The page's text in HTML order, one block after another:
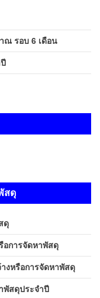
ณ รอบ 6 เดือน
สดุ
ดุ
อการจัดหาพัสดุ
งหรือการจัดหาพัสดุ
พัสดุประจำปี